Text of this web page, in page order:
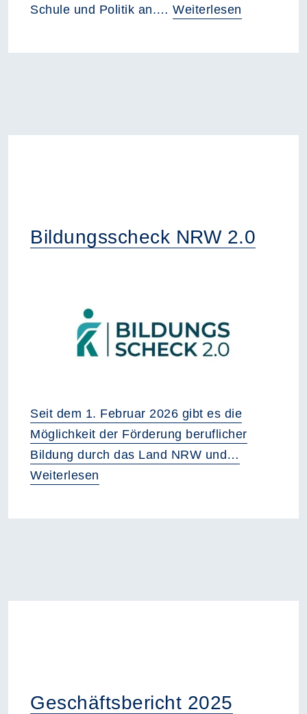
Schule und Politik an.… Weiterlesen
Bildungsscheck NRW 2.0
Seit dem 1. Februar 2026 gibt es die
Möglichkeit der Förderung beruflicher
Bildung durch das Land NRW und…
Weiterlesen
Geschäftsbericht 2025